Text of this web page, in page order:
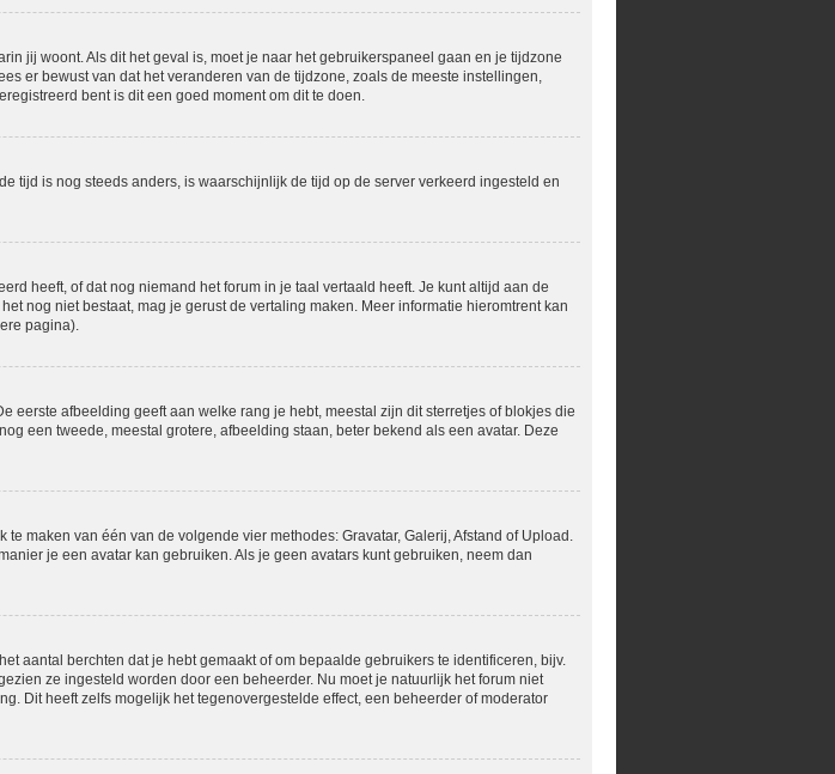
jij woont. Als dit het geval is, moet je naar het gebruikerspaneel gaan en je tijdzone
er bewust van dat het veranderen van de tijdzone, zoals de meeste instellingen,
bent is dit een goed moment om dit te doen.
tijd is nog steeds anders, is waarschijnlijk de tijd op de server verkeerd ingesteld en
heeft, of dat nog niemand het forum in je taal vertaald heeft. Je kunt altijd aan de
nog niet bestaat, mag je gerust de vertaling maken. Meer informatie hieromtrent kan
pagina).
eerste afbeelding geeft aan welke rang je hebt, meestal zijn dit sterretjes of blokjes die
een tweede, meestal grotere, afbeelding staan, beter bekend als een avatar. Deze
maken van één van de volgende vier methodes: Gravatar, Galerij, Afstand of Upload.
je een avatar kan gebruiken. Als je geen avatars kunt gebruiken, neem dan
aantal berchten dat je hebt gemaakt of om bepaalde gebruikers te identificeren, bijv.
ze ingesteld worden door een beheerder. Nu moet je natuurlijk het forum niet
Dit heeft zelfs mogelijk het tegenovergestelde effect, een beheerder of moderator